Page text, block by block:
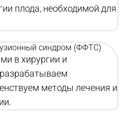
плода, необходимой для
синдром (ФФТС)
в хирургии и
методы лечения и